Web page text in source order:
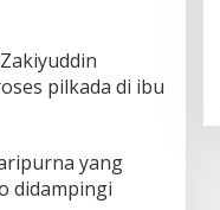
pilkada di ibu
yang
didampingi
Berat Bersihkan
Dari